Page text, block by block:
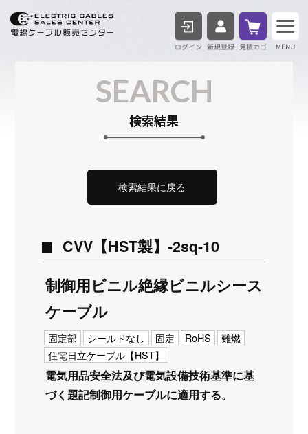
ログイン 見積
SEARCH
検索結果
検索結果に戻る
CVV【HST製】-2sq-10
制御用ビニル絶縁ビニルシース
ケーブル
固定部 シールドなし 固定 RoHS
難燃
住電日立ケーブル【HST】
電気用品安全法及び電気設備技術基準に基
づく題記制御用ケーブルに適用する。